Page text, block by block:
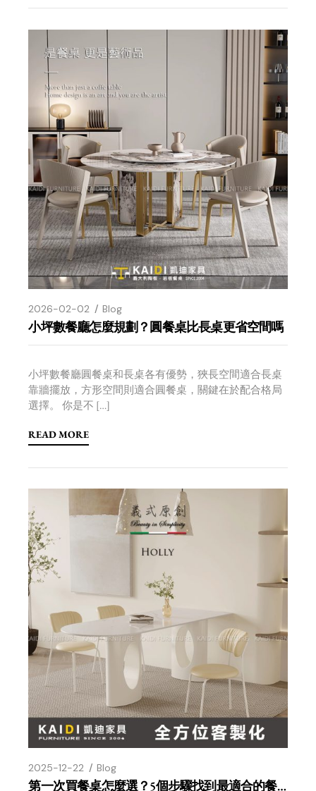
2026-02-02 Blog
小坪數餐廳怎麼規劃？圓餐桌比長桌更省空間嗎
小坪數餐廳圓餐桌和長桌各有優勢，狹長空間適合長桌
靠牆擺放，方形空間則適合圓餐桌，關鍵在於配合格局
選擇。 你是不 […]
READ MORE
2025-12-22 Blog
第一次買餐桌怎麼選？5個步驟找到最適合的餐桌